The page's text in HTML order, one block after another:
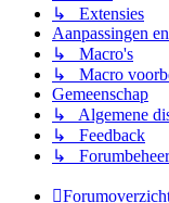
↳ Extensies
Aanpassingen
↳ Macro's
↳ Macro
Gemeenschap
↳ Algemene
↳ Feedback
↳ Forumbeheer